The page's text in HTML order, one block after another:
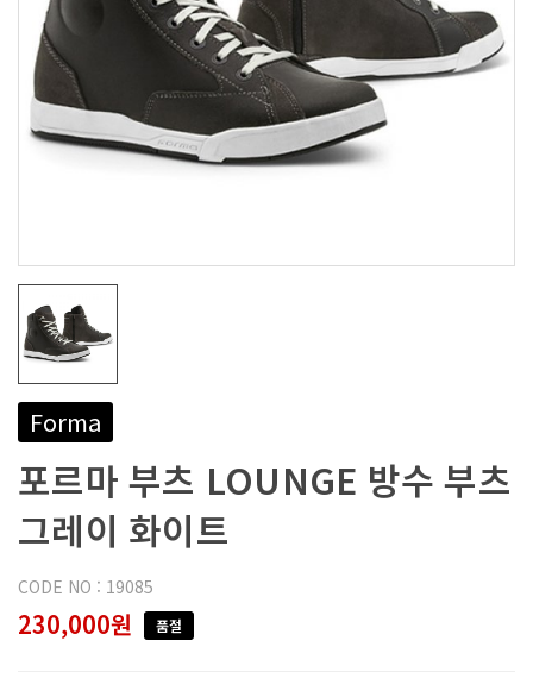
Forma
포르마 부츠 LOUNGE 방수 부츠
그레이 화이트
CODE NO : 19085
230,000원 품절